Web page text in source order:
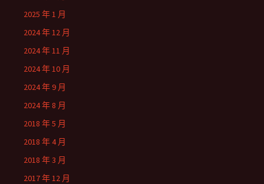
2025 年 1 月
2024 年 12 月
2024 年 11 月
2024 年 10 月
2024 年 9 月
2024 年 8 月
2018 年 5 月
2018 年 4 月
2018 年 3 月
2017 年 12 月